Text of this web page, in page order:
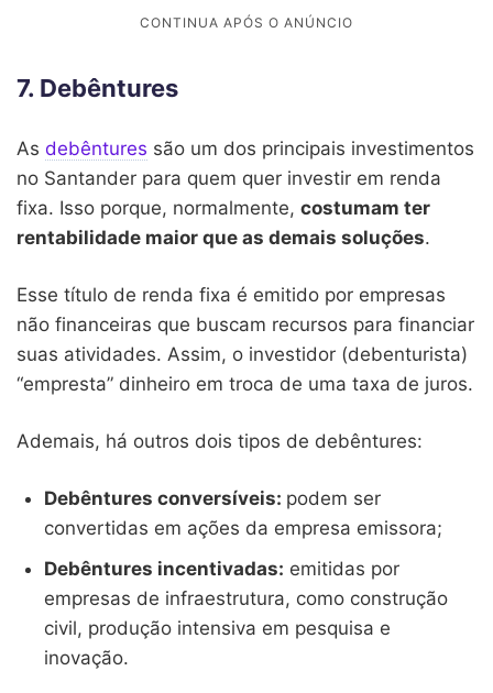
7. Debêntures
As debêntures são um dos principais investimentos
no Santander para quem quer investir em renda
fixa. Isso porque, normalmente, costumam ter
rentabilidade maior que as demais soluções.
Esse título de renda fixa é emitido por empresas
não financeiras que buscam recursos para financiar
suas atividades. Assim, o investidor (debenturista)
“empresta” dinheiro em troca de uma taxa de juros.
Ademais, há outros dois tipos de debêntures:
Debêntures conversíveis: podem ser
convertidas em ações da empresa emissora;
Debêntures incentivadas: emitidas por
empresas de infraestrutura, como construção
civil, produção intensiva em pesquisa e
inovação.